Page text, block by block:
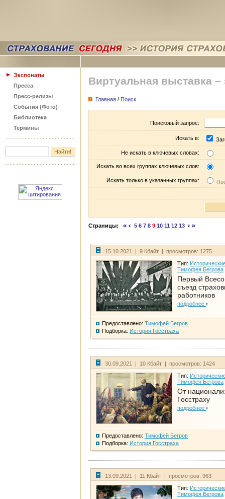
Экспонаты
Пресса
Пресс-релизы
События (Фото)
Библиотека
Термины
Виртуальная выставка –
Главная / Поиск
Поисковый запрос:
Искать в:
Не искать в ключевых словах:
Искать во всех группах ключевых слов:
Искать только в указанных группах:
Страницы: 5 6 7 8 9 10 11 12 13
15.10.2021 | 9 Кбайт | просмотров: 1275
Тип:
Тимофея Бегрова
Первый
съезд
работников
подробнее
Предоставлено: Тимофей Бегров
Подборка: История Госстраха
30.09.2021 | 10 Кбайт | просмотров: 1424
Тип:
Тимофея Бегрова
От
Госстраху
подробнее
Предоставлено: Тимофей Бегров
Подборка: История Госстраха
13.09.2021 | 11 Кбайт | просмотров: 963
Тип:
Тимофея Бегрова